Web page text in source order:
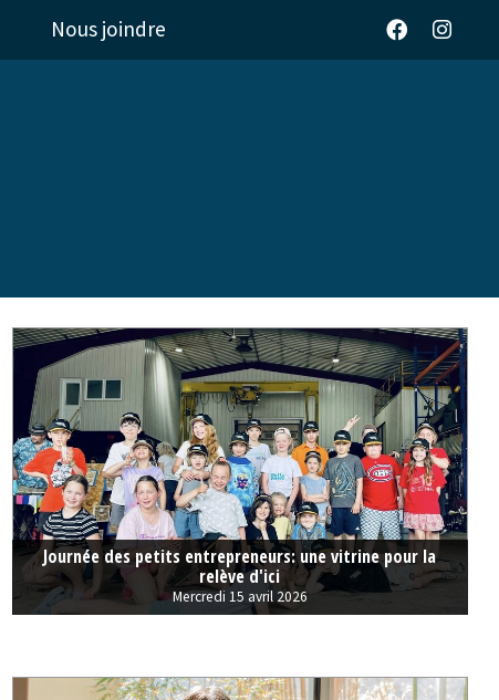
Nous joindre
Journée des petits entrepreneurs: une vitrine pour la
relève d'ici
Mercredi 15 avril 2026